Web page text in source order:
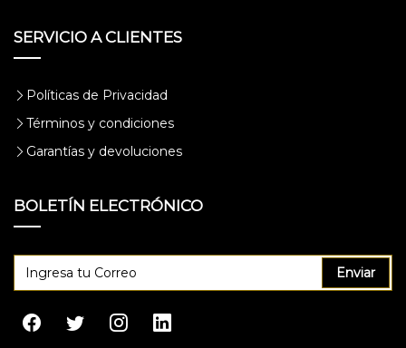
SERVICIO A CLIENTES
Políticas de Privacidad
Términos y condiciones
Garantías y devoluciones
BOLETÍN ELECTRÓNICO
Enviar